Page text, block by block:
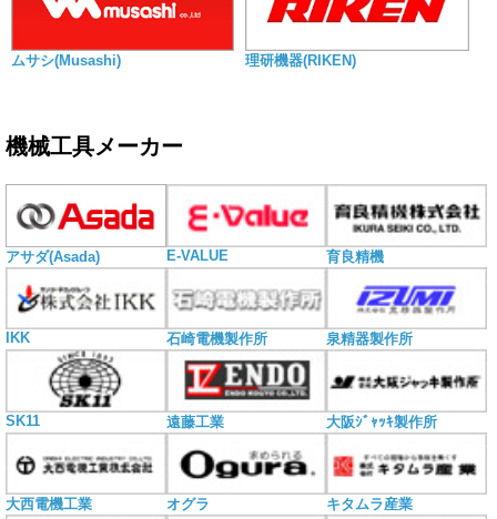
ムサシ(Musashi) 理研機器(RIKEN)
機械工具メーカー
アサダ(Asada) E-VALUE 育良精機
IKK 石崎電機製作所 泉精器製作所
SK11 遠藤工業 大阪ｼﾞｬｯｷ製作所
大西電機工業 オグラ キタムラ産業